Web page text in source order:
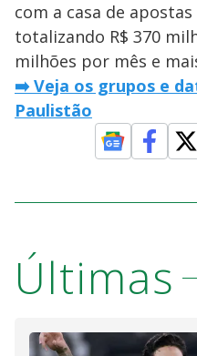
com a casa de
totalizando R$ 370
milhões por mês e
➡️ Veja os grupos e
Paulistão
Últimas